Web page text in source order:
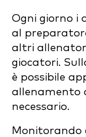
Ogni giorno i
al
altri
giocatori.
è possibile
allenamento
necessario.
Monitorando